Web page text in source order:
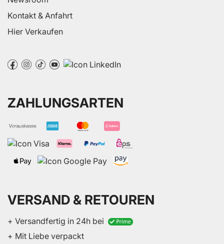
Kontakt & Anfahrt
Hier Verkaufen
ZAHLUNGSARTEN
VERSAND & RETOUREN
+ Versandfertig in 24h bei
+ Mit Liebe verpackt